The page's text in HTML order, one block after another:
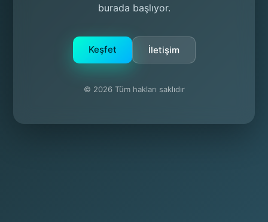
burada başlıyor.
Keşfet İletişim
© 2026 Tüm hakları saklıdır